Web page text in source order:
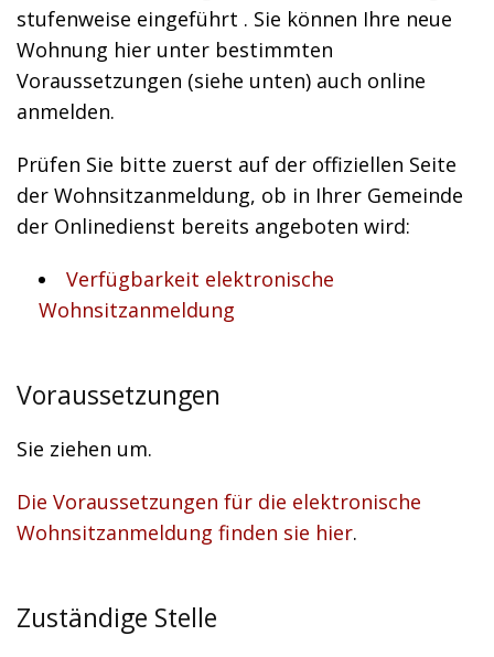
stufenweise eingeführt . Sie können Ihre neue
Wohnung hier unter bestimmten
Voraussetzungen (siehe unten) auch online
anmelden.
Prüfen Sie bitte zuerst auf der offiziellen Seite
der Wohnsitzanmeldung, ob in Ihrer Gemeinde
der Onlinedienst bereits angeboten wird:
Verfügbarkeit elektronische
Wohnsitzanmeldung
Voraussetzungen
Sie ziehen um.
Die Voraussetzungen für die elektronische
Wohnsitzanmeldung finden sie hier.
Zuständige Stelle